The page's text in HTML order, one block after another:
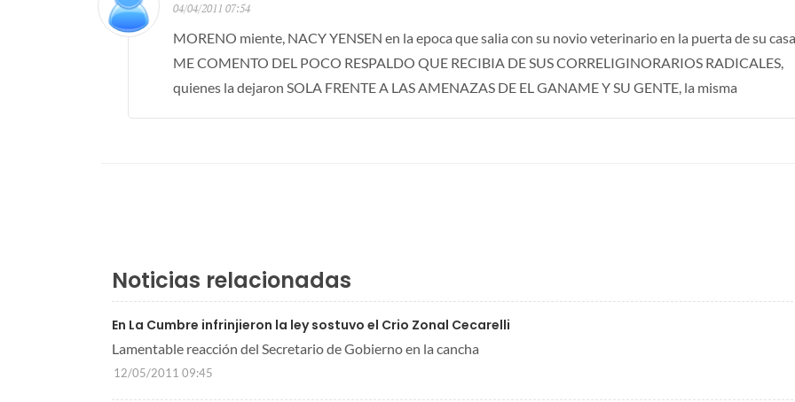
04/04/2011 07:54
MORENO miente, NACY YENSEN en la epoca que salia con su novio veterinario en la puerta de su casa
ME COMENTO DEL POCO RESPALDO QUE RECIBIA DE SUS CORRELIGINORARIOS RADICALES,
quienes la dejaron SOLA FRENTE A LAS AMENAZAS DE EL GANAME Y SU GENTE, la misma
Noticias relacionadas
En La Cumbre infrinjieron la ley sostuvo el Crio Zonal Cecarelli
Lamentable reacción del Secretario de Gobierno en la cancha
12/05/2011 09:45